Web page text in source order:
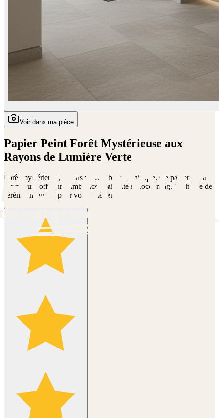
Voir dans ma pièce
Papier Peint Forêt Mystérieuse aux
Rayons de Lumière Verte
Forêt mystérieuse, rayons verts et brume onirique. Ce papier peint
sur mesure offre une ambiance apaisante et cocooning. Un havre de
sérénité naturelle pour votre intérieur.